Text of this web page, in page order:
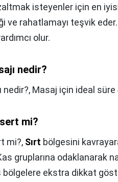
isteyenler için en
ve rahatlamayı teşvik
olur.
nedir?
nedir?, Masaj için ideal süre
mi?
mi?, Sırt bölgesini
gruplarına odaklanarak
bölgelere ekstra dikkat